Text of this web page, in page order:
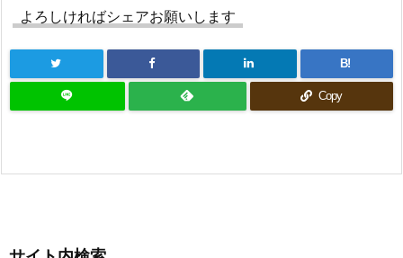
よろしければシェアお願いします
B!
Copy